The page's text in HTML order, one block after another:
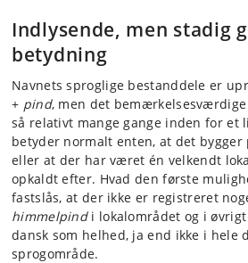
Indlysende, men stadig
betydning
Navnets sproglige bestanddele er
+ pind, men det
så relativt mange gange inden for et
betyder normalt enten, at det bygger
eller at der har været én velkendt
opkaldt efter. Hvad den første
fastslås, at der ikke er registreret
himmelpindi lokalområdet og i
dansk som helhed, ja end ikke i hele
sprogområde.